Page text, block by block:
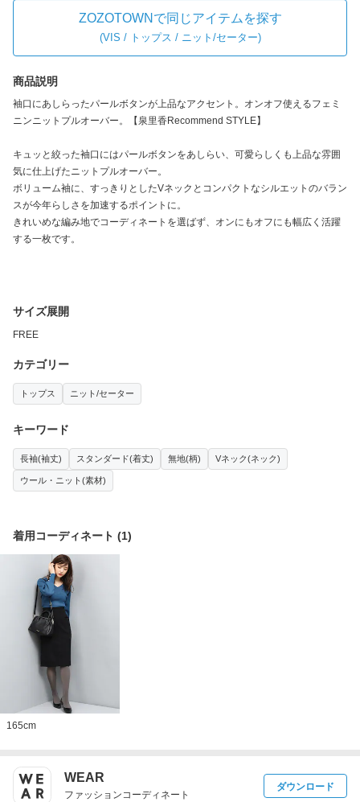
ZOZOTOWNで同じアイテムを探す
(VIS / トップス / ニット/セーター)
商品説明
袖口にあしらったパールボタンが上品なアクセント。オンオフ使えるフェミ
ニンニットプルオーバー。【泉里香Recommend STYLE】
キュッと絞った袖口にはパールボタンをあしらい、可愛らしくも上品な雰囲
気に仕上げたニットプルオーバー。
ボリューム袖に、すっきりとしたVネックとコンパクトなシルエットのバラン
スが今年らしさを加速するポイントに。
きれいめな編み地でコーディネートを選ばず、オンにもオフにも幅広く活躍
する一枚です。
サイズ展開
FREE
カテゴリー
トップス ニット/セーター
キーワード
長袖(袖丈) スタンダード(着丈) 無地(柄) Vネック(ネック)
ウール・ニット(素材)
着用コーディネート (1)
165cm
WEAR
ファッションコーディネート
ダウンロード